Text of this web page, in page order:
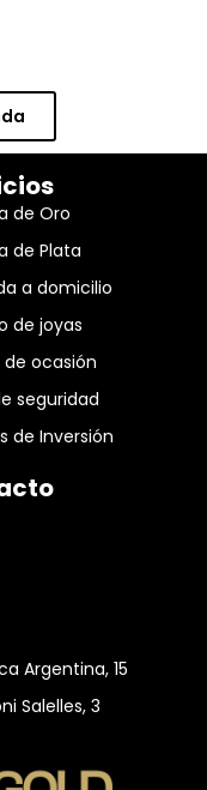
de Oro
de Plata
a domicilio
de joyas
ocasión
seguridad
de Inversión
Argentina, 15
Salelles, 3